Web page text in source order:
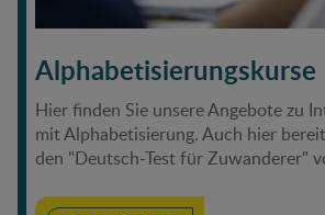
Alphabetisierungskurse
Hier finden Sie unsere Angebote zu
mit Alphabetisierung. Auch hier
den "Deutsch-Test für Zuwanderer"